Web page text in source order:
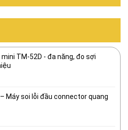
mini TM-52D - đa năng, đo sợi
– Máy soi lỗi đầu connector quang